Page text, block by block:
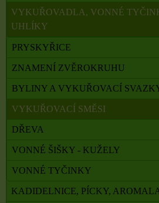
VYKUŘOVADLA, VONNÉ
UHLÍKY
PRYSKYŘICE
ZNAMENÍ ZVĚROKRUHU
BYLINY A VYKUŘOVACÍ
VYKUŘOVACÍ SMĚSI
DŘEVA
VONNÉ ŠIŠKY - KUŽELY
VONNÉ TYČINKY
KADIDELNICE, PÍCKY,